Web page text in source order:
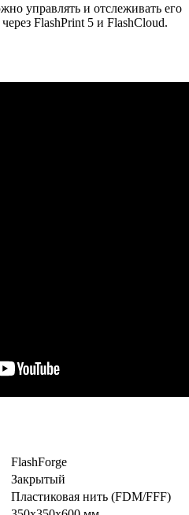
управлять и отслеживать его
FlashPrint 5 и FlashCloud.
FlashForge
Закрытый
Пластиковая нить (FDM/FFF)